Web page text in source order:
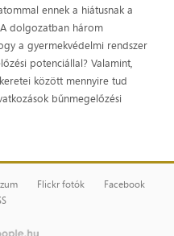
ennek a hiátusnak a
dolgozatban három
a gyermekvédelmi rendszer
potenciállal? Valamint,
között mennyire tud
bűnmegelőzési
Flickr fotók
Facebook